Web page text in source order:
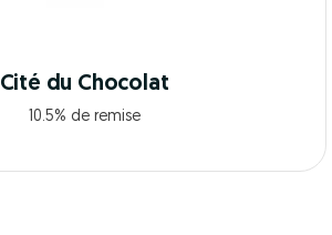
Cité du Chocolat
10.5% de remise